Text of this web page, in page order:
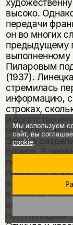
высоко.
передачи
он во многих
предыдущему
выполненному
Пиларовым
(1937).
стремилась
информацию,
строках,
и богатство
не Гюго, у
Эткинд
блоков. В
переводчица
привело к
«ненужные
в первом
восхваления».
нет; Линецкая
Мы используем
сайт, вы
cookie.